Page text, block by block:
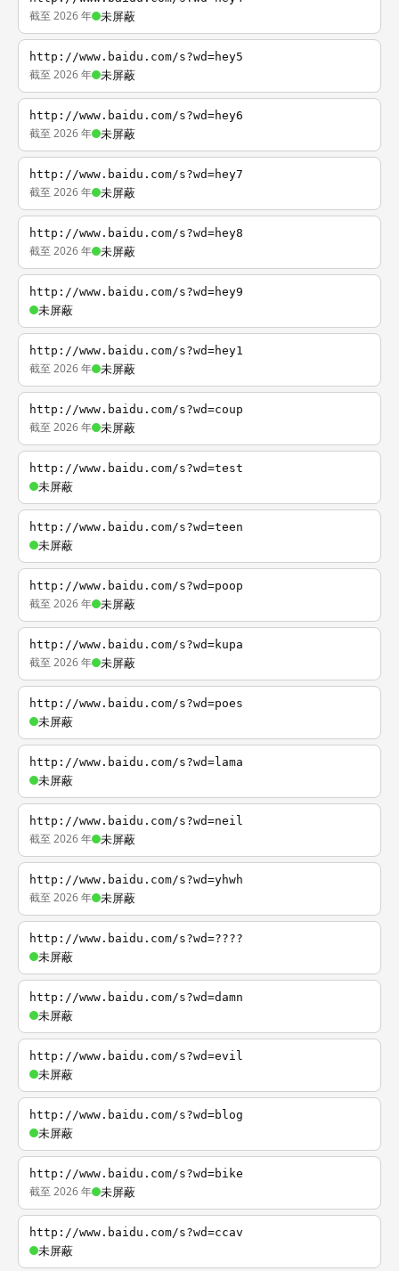
截至 2026 年 未屏蔽
http://www.baidu.com/s?wd=hey5
截至 2026 年 未屏蔽
http://www.baidu.com/s?wd=hey6
截至 2026 年 未屏蔽
http://www.baidu.com/s?wd=hey7
截至 2026 年 未屏蔽
http://www.baidu.com/s?wd=hey8
截至 2026 年 未屏蔽
http://www.baidu.com/s?wd=hey9
未屏蔽
http://www.baidu.com/s?wd=hey1
截至 2026 年 未屏蔽
http://www.baidu.com/s?wd=coup
截至 2026 年 未屏蔽
http://www.baidu.com/s?wd=test
未屏蔽
http://www.baidu.com/s?wd=teen
未屏蔽
http://www.baidu.com/s?wd=poop
截至 2026 年 未屏蔽
http://www.baidu.com/s?wd=kupa
截至 2026 年 未屏蔽
http://www.baidu.com/s?wd=poes
未屏蔽
http://www.baidu.com/s?wd=lama
未屏蔽
http://www.baidu.com/s?wd=neil
截至 2026 年 未屏蔽
http://www.baidu.com/s?wd=yhwh
截至 2026 年 未屏蔽
http://www.baidu.com/s?wd=????
未屏蔽
http://www.baidu.com/s?wd=damn
未屏蔽
http://www.baidu.com/s?wd=evil
未屏蔽
http://www.baidu.com/s?wd=blog
未屏蔽
http://www.baidu.com/s?wd=bike
截至 2026 年 未屏蔽
http://www.baidu.com/s?wd=ccav
未屏蔽